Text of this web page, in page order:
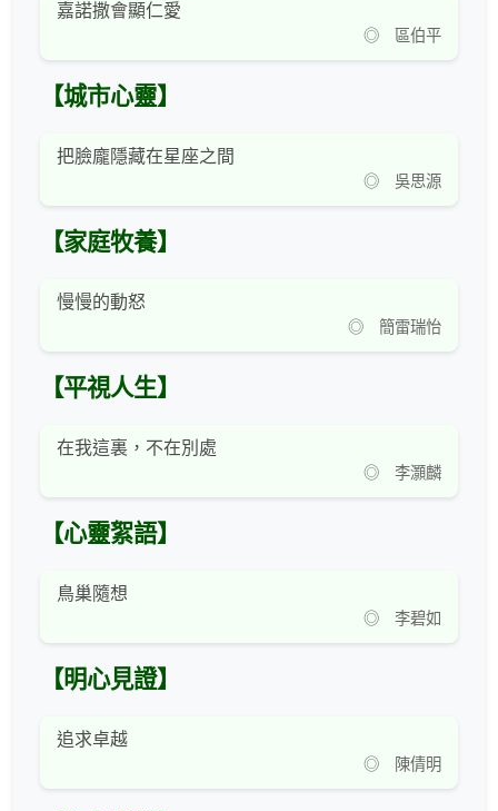
嘉諾撒會顯仁愛
◎ 區伯平
【城市心靈】
把臉龐隱藏在星座之間
◎ 吳思源
【家庭牧養】
慢慢的動怒
◎ 簡雷瑞怡
【平視人生】
在我這裏，不在別處
◎ 李灝麟
【心靈絮語】
鳥巢隨想
◎ 李碧如
【明心見證】
追求卓越
◎ 陳倩明